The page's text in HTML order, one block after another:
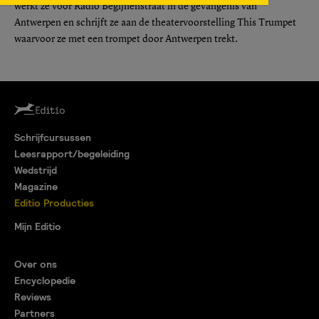
werkt ze voor Radio Begijnenstraat in de gevangenis van
Antwerpen en schrijft ze aan de theatervoorstelling This Trumpet
waarvoor ze met een trompet door Antwerpen trekt.
Schrijfcursussen
Leesrapport/begeleiding
Wedstrijd
Magazine
Editio Producties
Mijn Editio
Over ons
Encyclopedie
Reviews
Partners